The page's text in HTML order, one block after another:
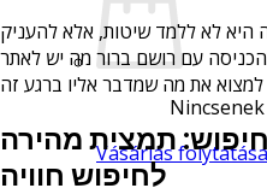
Vásárlás folytatása
היא לא ללמד שיטות, אלא להעניק
עם רושם ברור מה יש לאתר
תמצית מהירה
לחיפוש חוויה